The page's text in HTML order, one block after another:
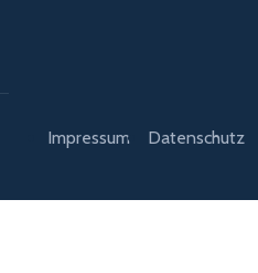
Impressum Datenschutz